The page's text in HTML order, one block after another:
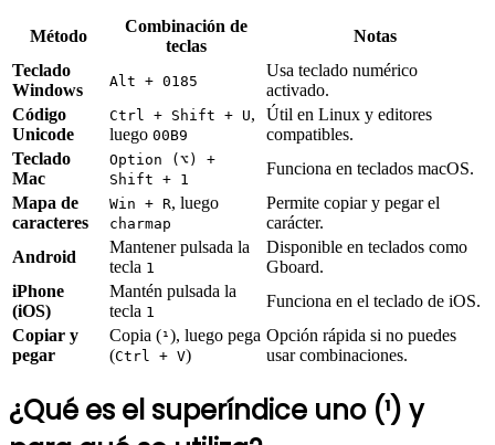
Método
Combinación de
teclas
Notas
Teclado
Windows
Alt + 0185
Usa teclado numérico
activado.
Código
Unicode
Ctrl + Shift + U,
luego 00B9
Útil en Linux y editores
compatibles.
Teclado
Mac
Option (⌥) +
Shift + 1
Funciona en teclados macOS.
Mapa de
caracteres
Win + R, luego
charmap
Permite copiar y pegar el
carácter.
Android
Mantener pulsada la
tecla 1
Disponible en teclados como
Gboard.
iPhone
(iOS)
Mantén pulsada la
tecla 1
Funciona en el teclado de iOS.
Copiar y
pegar
Copia (¹), luego pega
(Ctrl + V)
Opción rápida si no puedes
usar combinaciones.
¿Qué es el superíndice uno (¹) y